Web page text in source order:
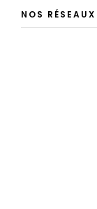
NOS RÉSEAUX